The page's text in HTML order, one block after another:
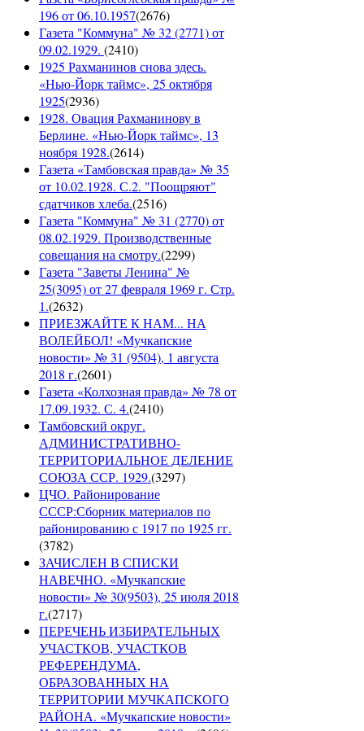
196 от 06.10.1957(2676)
Газета "Коммуна" № 32 (2771) от
09.02.1929. (2410)
1925 Рахманинов снова здесь.
«Нью-Йорк таймс», 25 октября
1925(2936)
1928. Овация Рахманинову в
Берлине. «Нью-Йорк таймс», 13
ноября 1928.(2614)
Газета «Тамбовская правда» № 35
от 10.02.1928. С.2. "Поощряют"
сдатчиков хлеба.(2516)
Газета "Коммуна" № 31 (2770) от
08.02.1929. Производственные
совещания на смотру.(2299)
Газета "Заветы Ленина" №
25(3095) от 27 февраля 1969 г. Стр.
1.(2632)
ПРИЕЗЖАЙТЕ К НАМ... НА
ВОЛЕЙБОЛ! «Мучкапские
новости» № 31 (9504), 1 августа
2018 г.(2601)
Газета «Колхозная правда» № 78 от
17.09.1932. С. 4.(2410)
Тамбовский округ.
АДМИНИСТРАТИВНО-
ТЕРРИТОРИАЛЬНОЕ ДЕЛЕНИЕ
СОЮЗА ССР. 1929.(3297)
ЦЧО. Районирование
СССР:Сборник материалов по
районированию с 1917 по 1925 гг.
(3782)
ЗАЧИСЛЕН В СПИСКИ
НАВЕЧНО. «Мучкапские
новости» № 30(9503), 25 июля 2018
г.(2717)
ПЕРЕЧЕНЬ ИЗБИРАТЕЛЬНЫХ
УЧАСТКОВ, УЧАСТКОВ
РЕФЕРЕНДУМА,
ОБРАЗОВАННЫХ НА
ТЕРРИТОРИИ МУЧКАПСКОГО
РАЙОНА. «Мучкапские новости»